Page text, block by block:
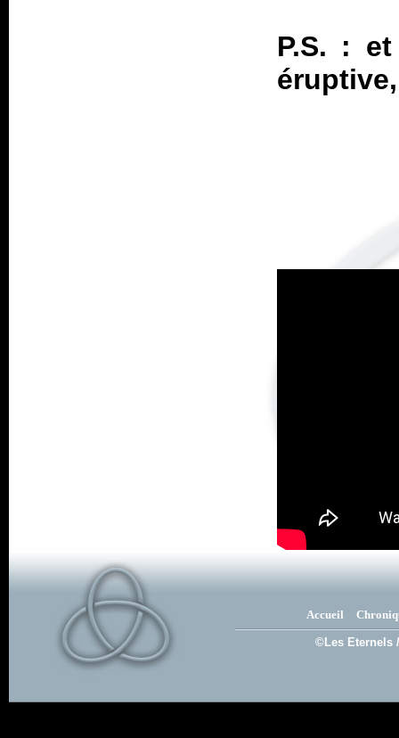
P.S. :
Accueil
©Les Eternels